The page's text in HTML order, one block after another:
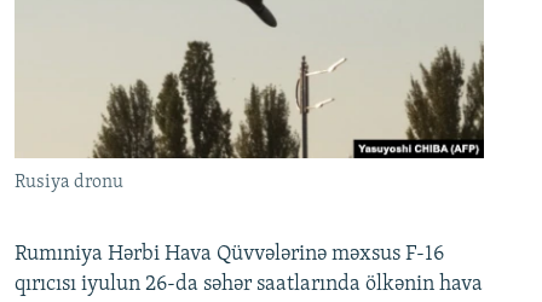
Rusiya dronu
Rumıniya Hərbi Hava Qüvvələrinə məxsus F-16
qırıcısı iyulun 26-da səhər saatlarında ölkənin hava